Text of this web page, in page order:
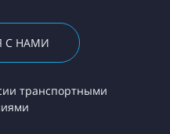
С НАМИ
транспортными